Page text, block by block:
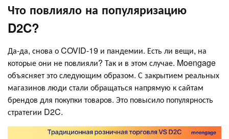
Что повлияло на популяризацию
D2C?
Да-да, снова о COVID-19 и пандемии. Есть ли вещи, на
которые они не повлияли? Так и в этом случае. Moengage
объясняет это следующим образом. С закрытием реальных
магазинов люди стали обращаться напрямую к сайтам
брендов для покупки товаров. Это повысило популярность
стратегии D2C.